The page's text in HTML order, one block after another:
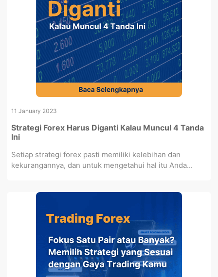
11 January 2023
Strategi Forex Harus Diganti Kalau Muncul 4 Tanda
Ini
Setiap strategi forex pasti memiliki kelebihan dan
kekurangannya, dan untuk mengetahui hal itu Anda...